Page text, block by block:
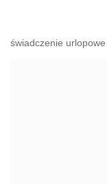
świadczenie